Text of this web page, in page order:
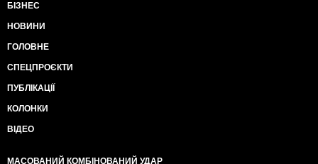
БІЗНЕС
НОВИНИ
ГОЛОВНЕ
СПЕЦПРОЄКТИ
ПУБЛІКАЦІЇ
КОЛОНКИ
ВІДЕО
МАСОВАНИЙ КОМБІНОВАНИЙ УДАР